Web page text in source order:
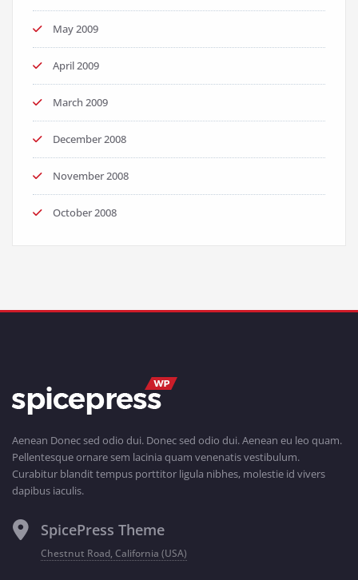
May 2009
April 2009
March 2009
December 2008
November 2008
October 2008
Aenean Donec sed odio dui. Donec sed odio dui. Aenean eu leo quam.
Pellentesque ornare sem lacinia quam venenatis vestibulum.
Curabitur blandit tempus porttitor ligula nibhes, molestie id vivers
dapibus iaculis.
SpicePress Theme
Chestnut Road, California (USA)